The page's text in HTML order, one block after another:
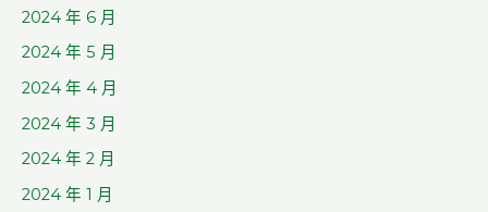
2024 年 6 月
2024 年 5 月
2024 年 4 月
2024 年 3 月
2024 年 2 月
2024 年 1 月